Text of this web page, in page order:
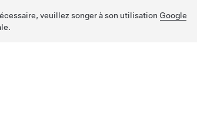
veuillez songer à son utilisation Google